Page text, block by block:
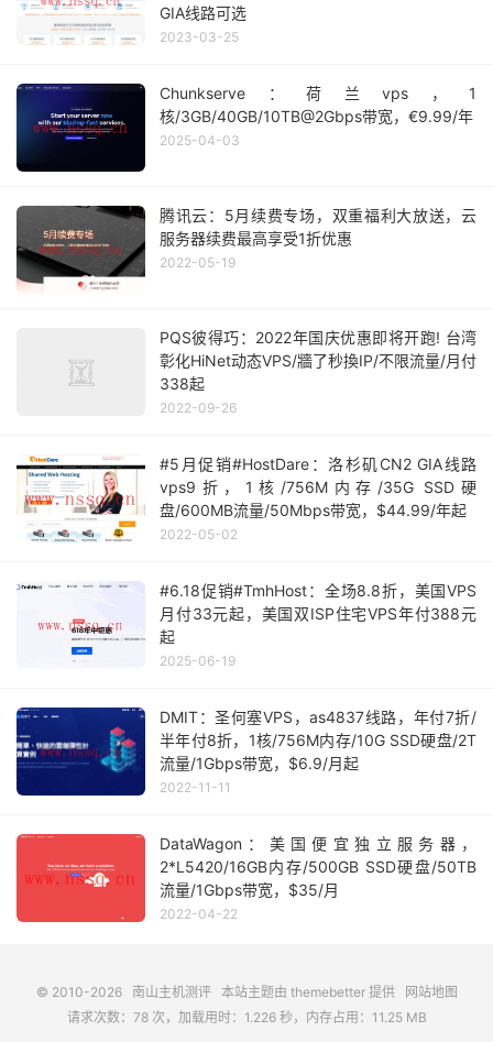
GIA线路可选
2023-03-25
Chunkserve：荷兰vps，1
核/3GB/40GB/10TB@2Gbps带宽，€9.99/年
2025-04-03
腾讯云：5月续费专场，双重福利大放送，云
服务器续费最高享受1折优惠
2022-05-19
PQS彼得巧：2022年国庆优惠即将开跑! 台湾
彰化HiNet动态VPS/牆了秒換IP/不限流量/月付
338起
2022-09-26
#5月促销#HostDare：洛杉矶CN2 GIA线路
vps9折，1核/756M内存/35G SSD硬
盘/600MB流量/50Mbps带宽，$44.99/年起
2022-05-02
#6.18促销#TmhHost：全场8.8折，美国VPS
月付33元起，美国双ISP住宅VPS年付388元
起
2025-06-19
DMIT：圣何塞VPS，as4837线路，年付7折/
半年付8折，1核/756M内存/10G SSD硬盘/2T
流量/1Gbps带宽，$6.9/月起
2022-11-11
DataWagon：美国便宜独立服务器，
2*L5420/16GB内存/500GB SSD硬盘/50TB
流量/1Gbps带宽，$35/月
2022-04-22
© 2010-2026 南山主机测评本站主题由 themebetter提供 网站地图
请求次数：78 次，加载用时：1.226 秒，内存占用：11.25 MB